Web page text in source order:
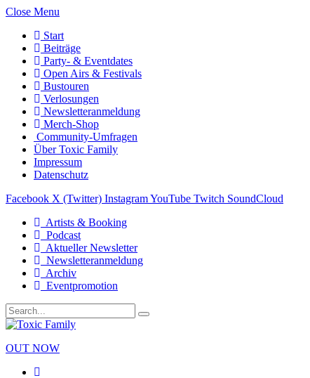
Close Menu
Start
Beiträge
Party- & Eventdates
Open Airs & Festivals
Bustouren
Verlosungen
Newsletteranmeldung
Merch-Shop
Community-Umfragen
Über Toxic Family
Impressum
Datenschutz
Facebook X (Twitter) InstagramYouTube Twitch SoundCloud
Artists & Booking
Podcast
Aktueller Newsletter
Newsletteranmeldung
Archiv
Eventpromotion
OUT NOW